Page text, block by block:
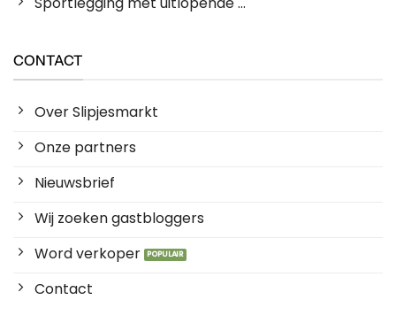
CONTACT
Over Slipjesmarkt
Onze partners
Nieuwsbrief
Wij zoeken gastbloggers
Word verkoper
Contact